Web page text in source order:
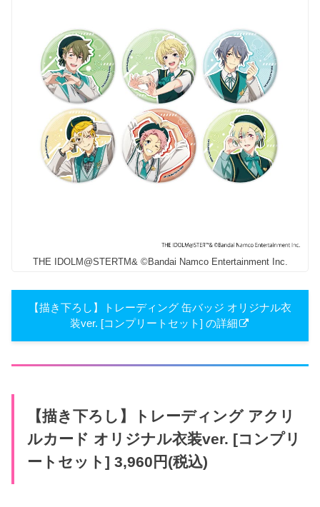
THE IDOLM@STERTM& ©Bandai Namco Entertainment Inc.
【描き下ろし】トレーディング 缶バッジ オリジナル衣
装ver. [コンプリートセット] の詳細
【描き下ろし】トレーディング アクリ
ルカード オリジナル衣装ver. [コンプリ
ートセット] 3,960円(税込)